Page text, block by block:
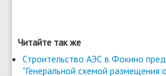
Читайте так же
Строительство АЭС в Фокино
"Генеральной схемой размещения